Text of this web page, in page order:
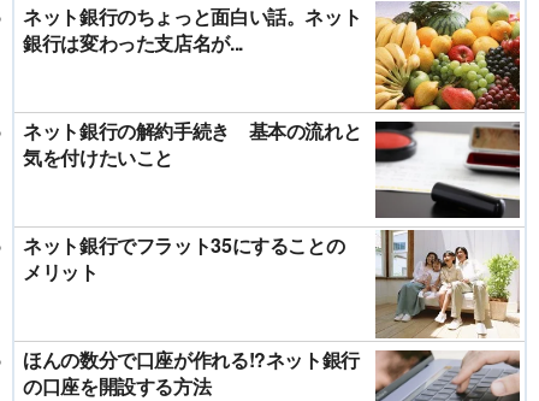
ネット銀行のちょっと面白い話。ネット
銀行は変わった支店名が...
ネット銀行の解約手続き 基本の流れと
気を付けたいこと
ネット銀行でフラット35にすることの
メリット
ほんの数分で口座が作れる!?ネット銀行
の口座を開設する方法